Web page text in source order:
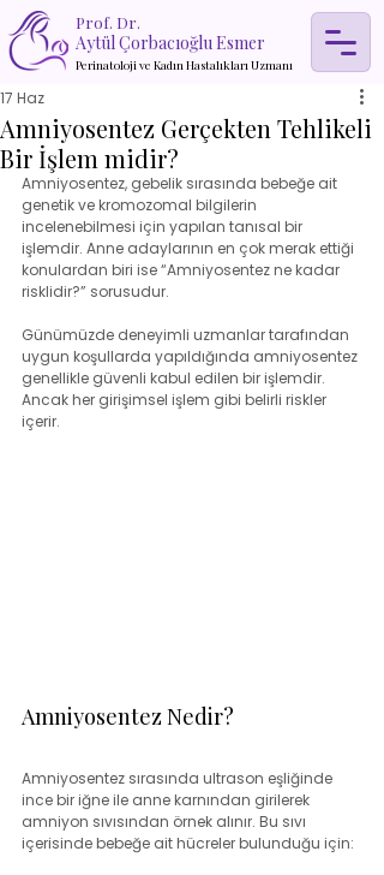
Prof. Dr.
Aytül Çorbacıoğlu Esmer
Perinatoloji ve Kadın Hastalıkları Uzmanı
Amniyosentez Gerçekten Tehlikeli
Bir İşlem midir?
17 Haz
Amniyosentez, gebelik sırasında bebeğe ait
genetik ve kromozomal bilgilerin
incelenebilmesi için yapılan tanısal bir
işlemdir. Anne adaylarının en çok merak ettiği
konulardan biri ise “Amniyosentez ne kadar
risklidir?” sorusudur.
Günümüzde deneyimli uzmanlar tarafından
uygun koşullarda yapıldığında amniyosentez
genellikle güvenli kabul edilen bir işlemdir.
Ancak her girişimsel işlem gibi belirli riskler
içerir.
Amniyosentez Nedir?
Amniyosentez sırasında ultrason eşliğinde
ince bir iğne ile anne karnından girilerek
amniyon sıvısından örnek alınır. Bu sıvı
içerisinde bebeğe ait hücreler bulunduğu için: